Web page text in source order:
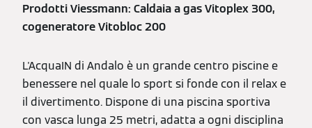
Prodotti Viessmann: Caldaia a gas Vitoplex 300,
cogeneratore Vitobloc 200
L'AcquaIN di Andalo è un grande centro piscine e
benessere nel quale lo sport si fonde con il relax e
il divertimento. Dispone di una piscina sportiva
con vasca lunga 25 metri, adatta a ogni disciplina